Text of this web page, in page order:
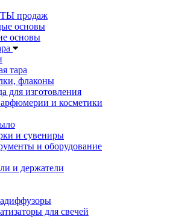
продаж
основы
основы
тара
флаконы
для изготовления
и косметики
и сувениры
и оборудование
и держатели
для свечей